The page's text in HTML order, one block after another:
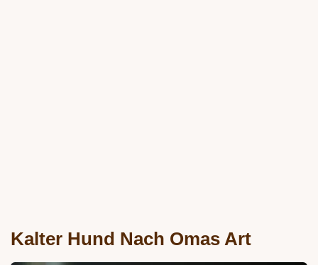
Kalter Hund Nach Omas Art